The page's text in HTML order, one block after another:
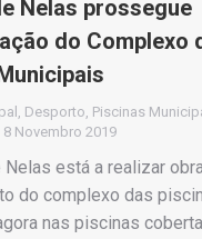
Nelas prossegue
do Complexo
, Desporto, Piscinas
8 Novembro 2019
Nelas está a realizar
do complexo das
nas piscinas